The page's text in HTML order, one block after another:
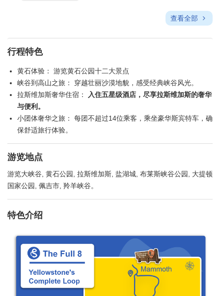
查看全部
行程特色
黄石体验： 游览黄石公园十二大景点
峡谷到高山之旅： 穿越壮丽沙漠地貌，感受经典峡谷风光。
拉斯维加斯奢华住宿： 入住五星级酒店，尽享拉斯维加斯的奢华
与便利。
小团体奢华之旅： 每团不超过14位乘客，乘坐豪华斯宾特车，确
保舒适旅行体验。
游览地点
游览大峡谷, 黄石公园, 拉斯维加斯, 盐湖城, 布莱斯峡谷公园, 大提顿
国家公园, 佩吉市, 羚羊峡谷。
特色介绍